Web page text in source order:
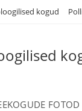
kogud
FOTOD